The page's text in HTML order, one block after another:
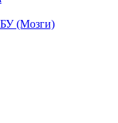
(Мозги)